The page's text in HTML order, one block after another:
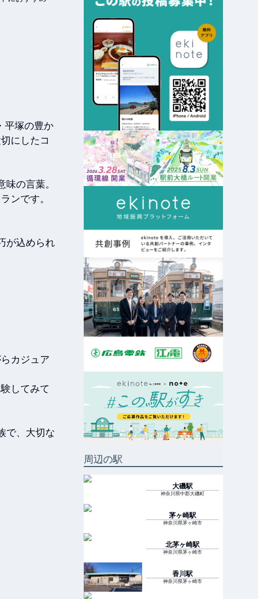
平塚の豊か
にしたコ
の言葉。
ンです。
が込められ
カジュア
してみて
で、大切な
周辺の駅
大磯駅
神奈川県中郡大磯町
茅ヶ崎駅
神奈川県茅ヶ崎市
北茅ヶ崎駅
神奈川県茅ヶ崎市
香川駅
神奈川県茅ヶ崎市